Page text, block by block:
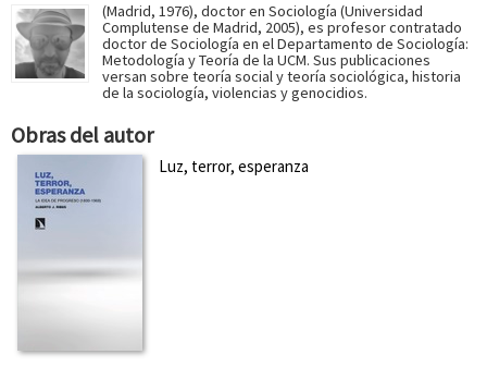
(Madrid, 1976), doctor en Sociología (Universidad
Complutense de Madrid, 2005), es profesor contratado
doctor de Sociología en el Departamento de Sociología:
Metodología y Teoría de la UCM. Sus publicaciones
versan sobre teoría social y teoría sociológica, historia
de la sociología, violencias y genocidios.
Obras del autor
Luz, terror, esperanza